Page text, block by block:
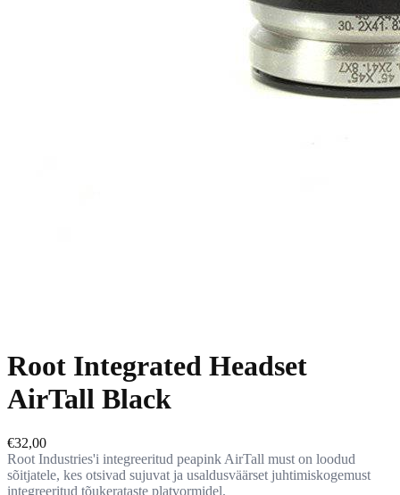
Root Integrated Headset
AirTall Black
€32,00
Root Industries'i integreeritud peapink AirTall must on loodud
sõitjatele, kes otsivad sujuvat ja usaldusväärset juhtimiskogemust
integreeritud tõukerataste platvormidel.